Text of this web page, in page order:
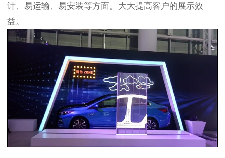
计、易运输、易安装等方面。大大提高客户的展示效
益。